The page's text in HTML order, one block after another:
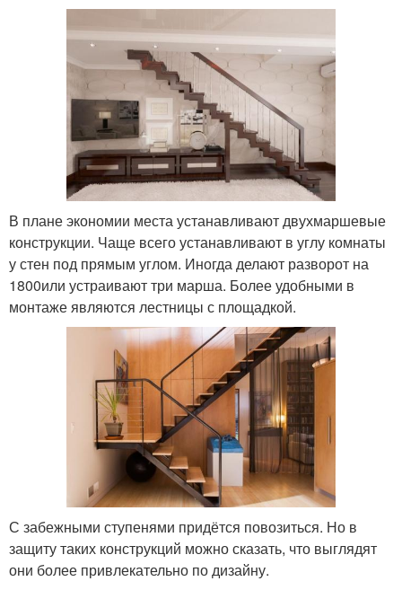
В плане экономии места устанавливают двухмаршевые
конструкции. Чаще всего устанавливают в углу комнаты
у стен под прямым углом. Иногда делают разворот на
1800или устраивают три марша. Более удобными в
монтаже являются лестницы с площадкой.
С забежными ступенями придётся повозиться. Но в
защиту таких конструкций можно сказать, что выглядят
они более привлекательно по дизайну.